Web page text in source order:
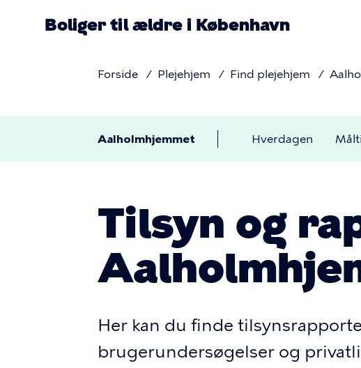
Boliger til ældre i København
Forside Plejehjem Find plejehjem
UndermenuAalholmhjemmet Hverdagen
Tilsyn og
Her kan du finde
brugerundersøgelser og